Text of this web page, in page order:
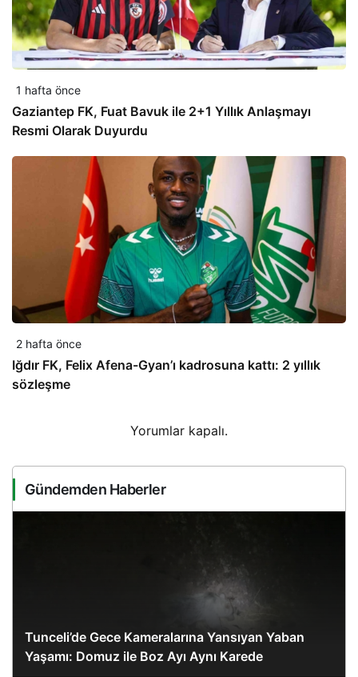
1 hafta önce
Gaziantep FK, Fuat Bavuk ile 2+1 Yıllık Anlaşmayı
Resmi Olarak Duyurdu
2 hafta önce
Iğdır FK, Felix Afena-Gyan’ı kadrosuna kattı: 2 yıllık
sözleşme
Yorumlar kapalı.
Gündemden Haberler
Tunceli’de Gece Kameralarına Yansıyan Yaban
Yaşamı: Domuz ile Boz Ayı Aynı Karede